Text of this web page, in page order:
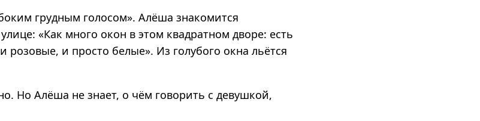
грудным голосом». Алёша знакомится
«Как много окон в этом квадратном дворе: есть
розовые, и просто белые». Из голубого окна льётся
Но Алёша не знает, о чём говорить с девушкой,